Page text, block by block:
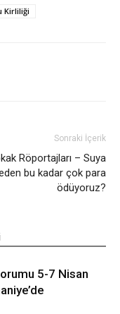
Kirliliği
Sonraki İçerik
Röportajları – Suya
bu kadar çok para
ödüyoruz?
5-7 Nisan